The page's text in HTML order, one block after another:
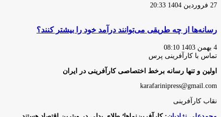
27 فروردین 1404 20:33
رسانه‌ها از چه طریقی می‌توانند درآمد خود را بیشتر کنند؟
4 بهمن 1403 08:10
تماس با کارآفرینی پرس
اولین و تنها رسانه برخط اختصاصی کارآفرینی در ایران
karafarinipress@gmail.com
نقاب کارآفرینی